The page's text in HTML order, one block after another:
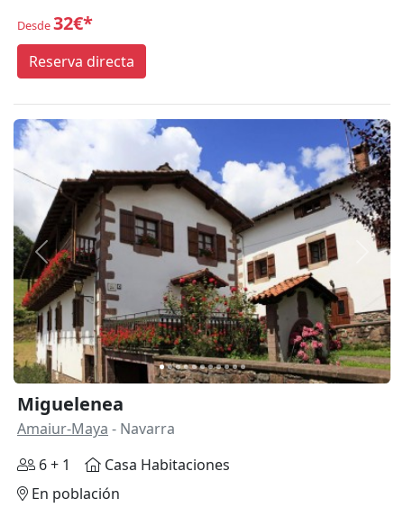
Desde32€*
Reserva directa
Anterior
Miguelenea
Amaiur-Maya - Navarra
6 + 1
Casa Habitaciones
En población